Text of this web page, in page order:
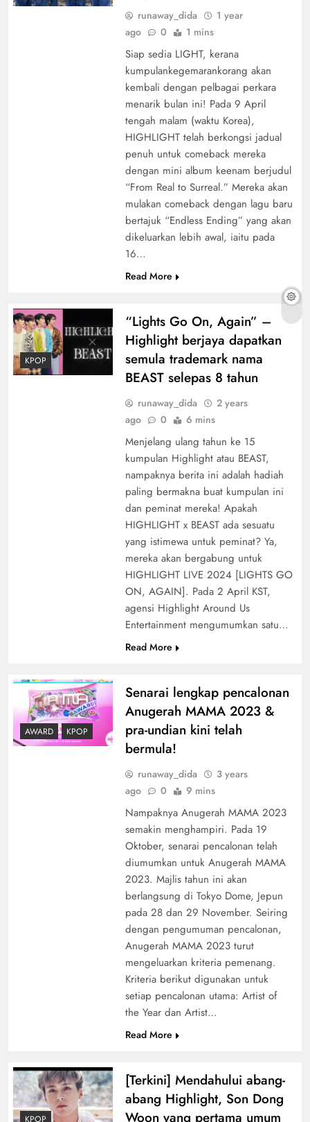
runaway_dida
1 year
ago
0 1 mins
Siap sedia LIGHT, kerana
kumpulankegemarankorang akan
kembali dengan pelbagai perkara
menarik bulan ini! Pada 9 April
tengah malam (waktu Korea),
HIGHLIGHT telah berkongsi jadual
penuh untuk comeback mereka
dengan mini album keenam berjudul
“From Real to Surreal.” Mereka akan
mulakan comeback dengan lagu baru
bertajuk “Endless Ending” yang akan
dikeluarkan lebih awal, iaitu pada
16…
Read More
KPOP
“Lights Go On, Again” –
Highlight berjaya dapatkan
semula trademark nama
BEAST selepas 8 tahun
runaway_dida
2 years
ago
0 6 mins
Menjelang ulang tahun ke 15
kumpulan Highlight atau BEAST,
nampaknya berita ini adalah hadiah
paling bermakna buat kumpulan ini
dan peminat mereka! Apakah
HIGHLIGHT x BEAST ada sesuatu
yang istimewa untuk peminat? Ya,
mereka akan bergabung untuk
HIGHLIGHT LIVE 2024 [LIGHTS GO
ON, AGAIN]. Pada 2 April KST,
agensi Highlight Around Us
Entertainment mengumumkan satu…
Read More
AWARD KPOP
Senarai lengkap pencalonan
Anugerah MAMA 2023 &
pra-undian kini telah
bermula!
runaway_dida
3 years
ago
0 9 mins
Nampaknya Anugerah MAMA 2023
semakin menghampiri. Pada 19
Oktober, senarai pencalonan telah
diumumkan untuk Anugerah MAMA
2023. Majlis tahun ini akan
berlangsung di Tokyo Dome, Jepun
pada 28 dan 29 November. Seiring
dengan pengumuman pencalonan,
Anugerah MAMA 2023 turut
mengeluarkan kriteria pemenang.
Kriteria berikut digunakan untuk
setiap pencalonan utama: Artist of
the Year dan Artist…
Read More
KPOP
[Terkini] Mendahului abang-
abang Highlight, Son Dong
Woon yang pertama umum